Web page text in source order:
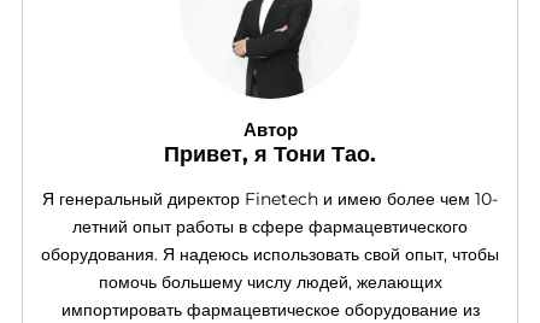
Автор
Привет, я Тони Тао.
Я генеральный директор Finetech и имею более чем 10-
летний опыт работы в сфере фармацевтического
оборудования. Я надеюсь использовать свой опыт, чтобы
помочь большему числу людей, желающих
импортировать фармацевтическое оборудование из